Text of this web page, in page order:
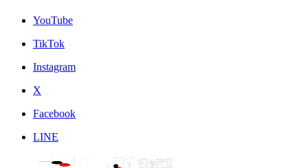
YouTube
TikTok
Instagram
X
Facebook
LINE